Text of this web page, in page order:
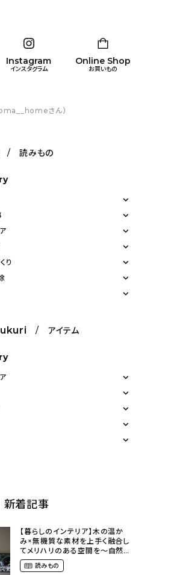
Instagram
インスタグラム
Online Shop
お買いもの
キッズさん）
/ 読みもの
り
/ アイテム
新着記事
【暮らしのインテリア】木の温か
み×無機質な素材を上手く融合し
てメリハリのある空間を〜自然
に囲まれて暮らす（ki_no_ieさ
ん） 読みもの